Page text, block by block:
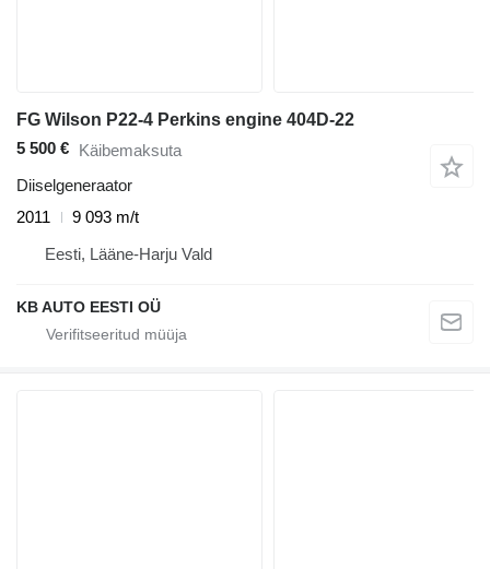
FG Wilson P22-4 Perkins engine 404D-22
5 500 € Käibemaksuta
Diiselgeneraator
2011
9 093 m/t
Eesti, Lääne-Harju Vald
KB AUTO EESTI OÜ